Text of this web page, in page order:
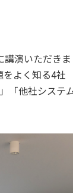
講演いただき
をよく知る4社
「他社システ